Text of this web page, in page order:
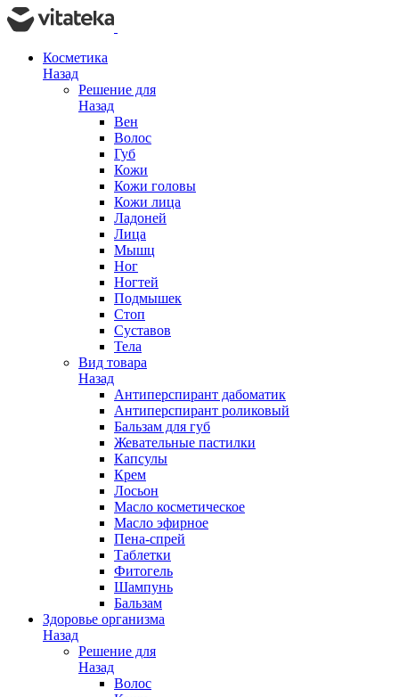
Косметика
Назад
Решение для
Назад
Вен
Волос
Губ
Кожи
Кожи головы
Кожи лица
Ладоней
Лица
Мышц
Ног
Ногтей
Подмышек
Стоп
Суставов
Тела
Вид товара
Назад
Антиперспирант дабоматик
Антиперспирант роликовый
Бальзам для губ
Жевательные пастилки
Капсулы
Крем
Лосьон
Масло косметическое
Масло эфирное
Пена-спрей
Таблетки
Фитогель
Шампунь
Бальзам
Здоровье организма
Назад
Решение для
Назад
Волос